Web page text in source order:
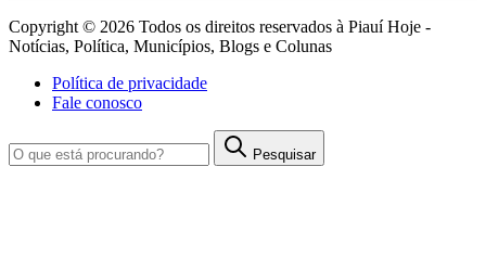
Copyright © 2026 Todos os direitos reservados à Piauí Hoje -
Notícias, Política, Municípios, Blogs e Colunas
Política de privacidade
Fale conosco
Pesquisar